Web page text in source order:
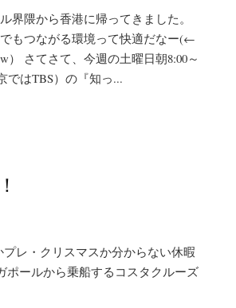
界隈から香港に帰ってきました。
もつながる環境って快適だなー(←
） さてさて、今週の土曜日朝8:00～
ではTBS）の『知っ...
レ・クリスマスか分からない休暇
ポールから乗船するコスタクルーズ